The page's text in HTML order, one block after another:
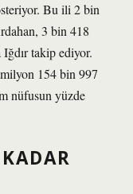
Bu ili 2 bin
3 bin 418
takip ediyor.
154 bin 997
nüfusun yüzde